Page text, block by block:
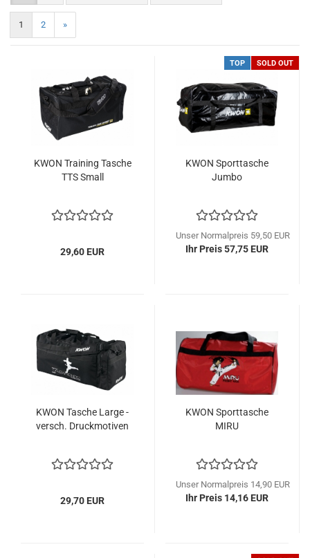
1 2 »
KWON Training Tasche
TTS Small
29,60 EUR
TOP SOLD OUT
KWON Sporttasche
Jumbo
Unser Normalpreis 59,50 EUR
Ihr Preis 57,75 EUR
KWON Tasche Large -
versch. Druckmotiven
29,70 EUR
KWON Sporttasche
MIRU
Unser Normalpreis 14,90 EUR
Ihr Preis 14,16 EUR